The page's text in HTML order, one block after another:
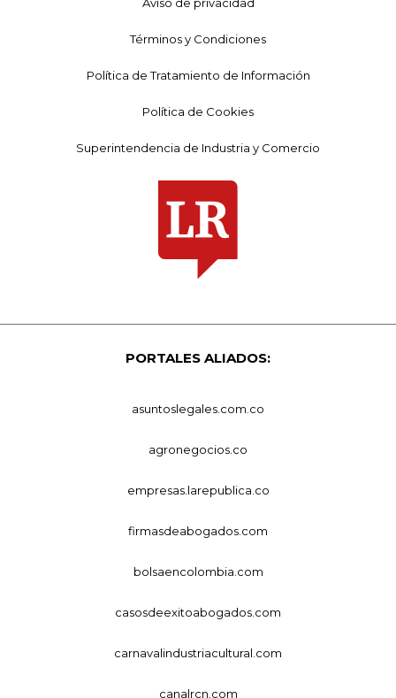
Términos y Condiciones
Política de Tratamiento de Información
Política de Cookies
Superintendencia de Industria y Comercio
PORTALES ALIADOS:
asuntoslegales.com.co
agronegocios.co
empresas.larepublica.co
firmasdeabogados.com
bolsaencolombia.com
casosdeexitoabogados.com
carnavalindustriacultural.com
canalrcn.com